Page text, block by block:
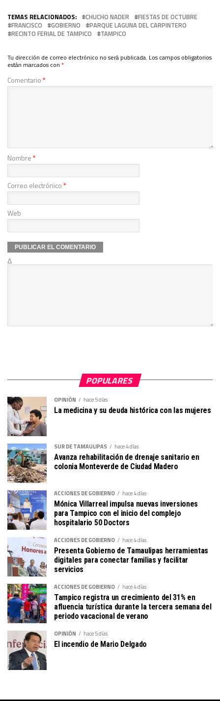
TEMAS RELACIONADOS: CHUCHO NADER
FIESTAS DE OCTUBRE
FRANCISCO
GOBIERNO
PARQUE LAGUNA DEL CARPINTERO
RECINTO FERIAL DE TAMPICO
TAMPICO
Tu dirección de correo electrónico no será publicada. Los campos obligatorios
están marcados con *
Comentario*
Nombre*
Correo electrónico*
Web
Δ
POPULARES
OPINIÓN hace 5 días
La medicina y su deuda histórica con las mujeres
SUR DE TAMAULIPAS hace 4 días
Avanza rehabilitación de drenaje sanitario en
colonia Monteverde de Ciudad Madero
ACCIONES DE GOBIERNO hace 4 días
Mónica Villarreal impulsa nuevas inversiones
para Tampico con el inicio del complejo
hospitalario 50 Doctors
ACCIONES DE GOBIERNO hace 4 días
Presenta Gobierno de Tamaulipas herramientas
digitales para conectar familias y facilitar
servicios
ACCIONES DE GOBIERNO hace 4 días
Tampico registra un crecimiento del 31% en
afluencia turística durante la tercera semana del
periodo vacacional de verano
OPINIÓN hace 5 días
El incendio de Mario Delgado